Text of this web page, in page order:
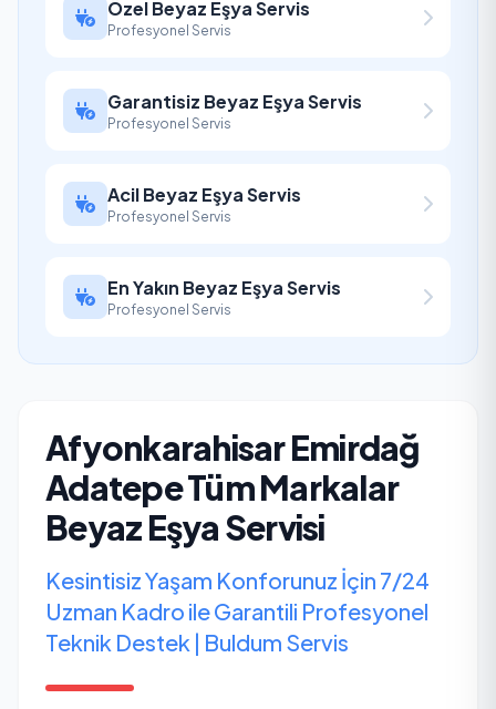
Özel Beyaz Eşya Servis
Profesyonel Servis
Garantisiz Beyaz Eşya Servis
Profesyonel Servis
Acil Beyaz Eşya Servis
Profesyonel Servis
En Yakın Beyaz Eşya Servis
Profesyonel Servis
Afyonkarahisar Emirdağ
Adatepe Tüm Markalar
Beyaz Eşya Servisi
Kesintisiz Yaşam Konforunuz İçin 7/24
Uzman Kadro ile Garantili Profesyonel
Teknik Destek | Buldum Servis